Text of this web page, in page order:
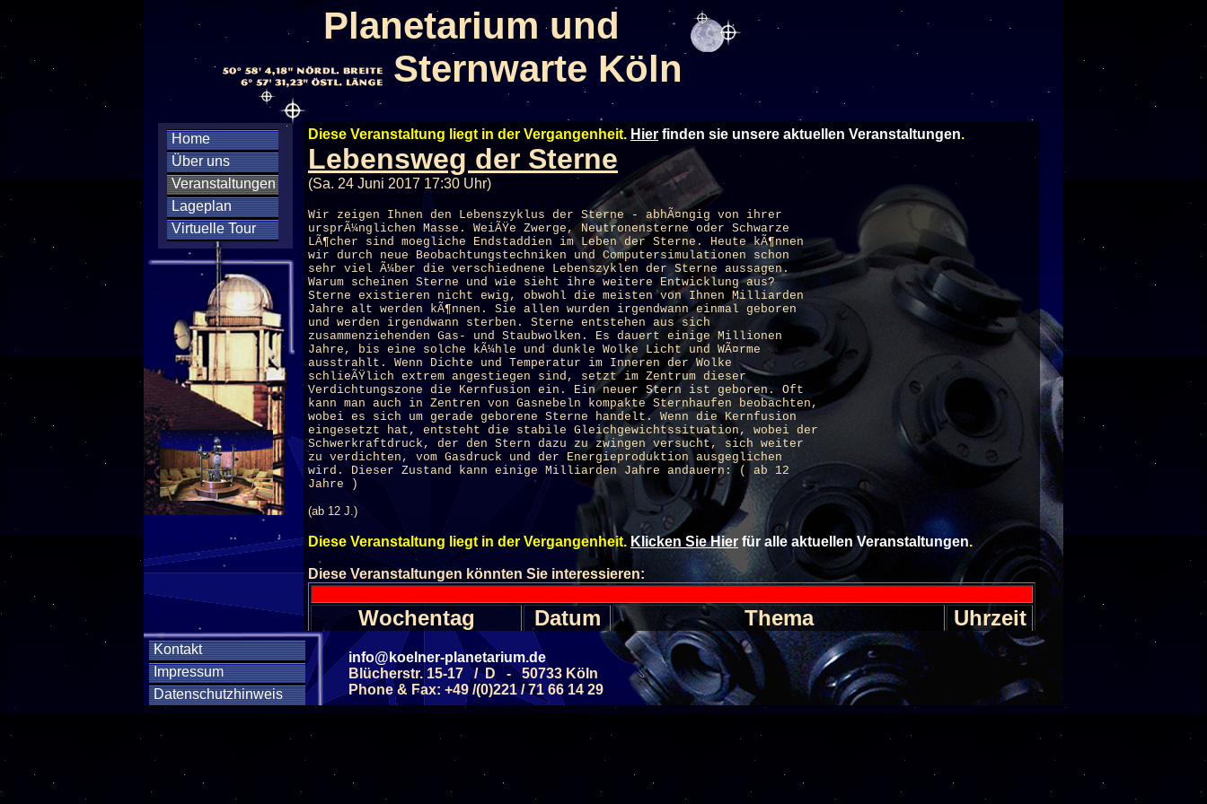
Planetarium und
Sternwarte Köln
Home
Über uns
Veranstaltungen
Lageplan
Virtuelle Tour
Kontakt
Impressum
Datenschutzhinweis
Diese Veranstaltung liegt in der Vergangenheit. Hier finden sie unsere aktuellen Veranstaltungen.
Lebensweg der Sterne
(Sa. 24 Juni 2017 17:30 Uhr)
Wir zeigen Ihnen den Lebenszyklus der Sterne - abhÃ¤ngig von ihrer
ursprÃ¼nglichen Masse. WeiÃŸe Zwerge, Neutronensterne oder Schwarze
LÃ¶cher sind moegliche Endstaddien im Leben der Sterne. Heute kÃ¶nnen
wir durch neue Beobachtungstechniken und Computersimulationen schon
sehr viel Ã¼ber die verschiednene Lebenszyklen der Sterne aussagen.
Warum scheinen Sterne und wie sieht ihre weitere Entwicklung aus?
Sterne existieren nicht ewig, obwohl die meisten von Ihnen Milliarden
Jahre alt werden kÃ¶nnen. Sie allen wurden irgendwann einmal geboren
und werden irgendwann sterben. Sterne entstehen aus sich
zusammenziehenden Gas- und Staubwolken. Es dauert einige Millionen
Jahre, bis eine solche kÃ¼hle und dunkle Wolke Licht und WÃ¤rme
ausstrahlt. Wenn Dichte und Temperatur im Inneren der Wolke
schlieÃŸlich extrem angestiegen sind, setzt im Zentrum dieser
Verdichtungszone die Kernfusion ein. Ein neuer Stern ist geboren. Oft
kann man auch in Zentren von Gasnebeln kompakte Sternhaufen beobachten,
wobei es sich um gerade geborene Sterne handelt. Wenn die Kernfusion
eingesetzt hat, entsteht die stabile Gleichgewichtssituation, wobei der
Schwerkraftdruck, der den Stern dazu zu zwingen versucht, sich weiter
zu verdichten, vom Gasdruck und der Energieproduktion ausgeglichen
wird. Dieser Zustand kann einige Milliarden Jahre andauern: ( ab 12
Jahre )
(ab 12 J.)
Diese Veranstaltung liegt in der Vergangenheit. Klicken Sie Hier für alle aktuellen Veranstaltungen.
Diese Veranstaltungen könnten Sie interessieren:
Wochentag Datum Thema Uhrzeit
SAMSTAG 28.11.2026 Faszinierende Nebel im Weltall
(ab 8 J.)
30
SAMSTAG 12.09.2026 Galaxien - Sterneninseln im All
(ab 8 J.) Einlass 17 30
SAMSTAG 05.09.2026
September
SAMSTAG 19.09.2026
Allgemeine Führung - Sternhimmel im
September
info@koelner-planetarium.de
Blücherstr. 15-17 / D - 50733 Köln
Phone & Fax: +49 /(0)221 / 71 66 14 29